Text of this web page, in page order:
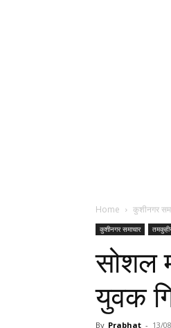
Home कुशीनगर
कुशीनगर समाचार
सोशल
युवक
By Prabhat - 13/